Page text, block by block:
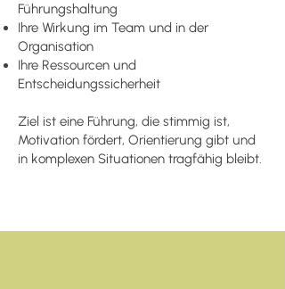
Führungshaltung
Ihre Wirkung im Team und in der
Organisation
Ihre Ressourcen und
Entscheidungssicherheit
Ziel ist eine Führung, die stimmig ist,
Motivation fördert, Orientierung gibt und
in komplexen Situationen tragfähig bleibt.